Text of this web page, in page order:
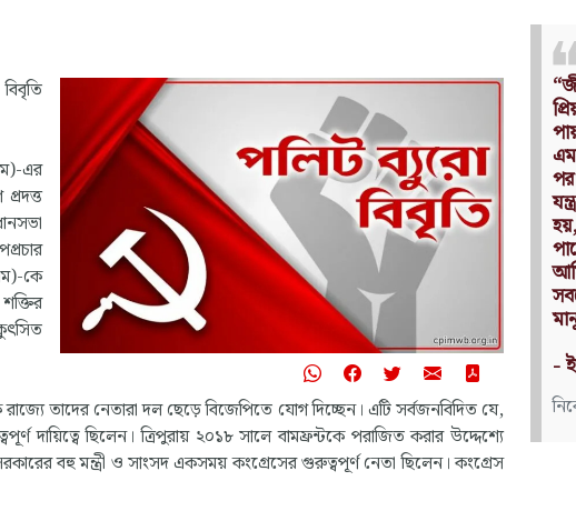
এর
কে
তাদের নেতারা দল ছেড়ে বিজেপিতে যোগ দিচ্ছেন। এটি সর্বজনবিদিত যে,
দায়িত্বে ছিলেন। ত্রিপুরায় ২০১৮ সালে বামফ্রন্টকে পরাজিত করার উদ্দেশ্যে
বহু মন্ত্রী ও সাংসদ একসময় কংগ্রেসের গুরুত্বপূর্ণ নেতা ছিলেন। কংগ্রেস
“জীবন মানুষের সবচেয়ে
প্রিয় সম্পদ। এই জীবন সে
পায় মাত্র একটি বার। তাই,
এমনভাবে বাঁচতে হবে যাতে বছরের
পর বছর লক্ষ্যহীন জীবন যাপন করার
যন্ত্রণা ভরা অনুশোচনায় ভুগতে না
হয়, যাতে মৃত্যুর মুহূর্তে মানুষ বলতে
পারে আমার সমগ্র জীবন, সমগ্র শক্তি
আমি ব্যয় করেছি এই দুনিয়ার
সবচেয়ে বড় আদর্শের জন্য—
মানুষের মুক্তির জন্য সংগ্রামে।”
- ইস্পাত, ১৯৩২
নিকোলাই অস্ত্রোভস্কি